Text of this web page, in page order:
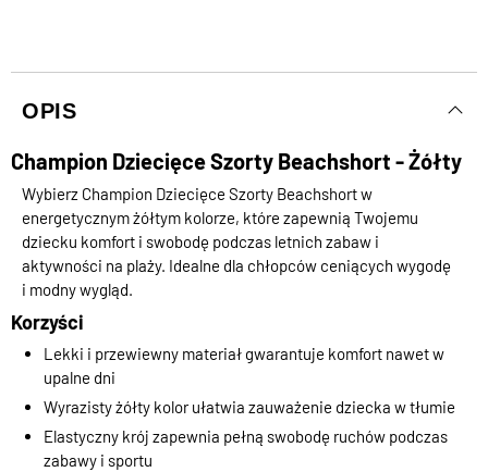
OPIS
Champion Dziecięce Szorty Beachshort - Żółty
Wybierz Champion Dziecięce Szorty Beachshort w
energetycznym żółtym kolorze, które zapewnią Twojemu
dziecku komfort i swobodę podczas letnich zabaw i
aktywności na plaży. Idealne dla chłopców ceniących wygodę
i modny wygląd.
Korzyści
Lekki i przewiewny materiał gwarantuje komfort nawet w
upalne dni
Wyrazisty żółty kolor ułatwia zauważenie dziecka w tłumie
Elastyczny krój zapewnia pełną swobodę ruchów podczas
zabawy i sportu